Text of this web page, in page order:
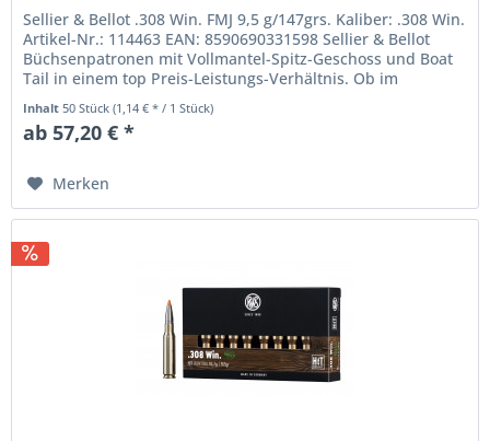
Sellier & Bellot .308 Win. FMJ 9,5 g/147grs. Kaliber: .308 Win.
Artikel-Nr.: 114463 EAN: 8590690331598 Sellier & Bellot
Büchsenpatronen mit Vollmantel-Spitz-Geschoss und Boat
Tail in einem top Preis-Leistungs-Verhältnis. Ob im
Inhalt50 Stück(1,14 € * / 1 Stück)
ab 57,20 € *
Merken